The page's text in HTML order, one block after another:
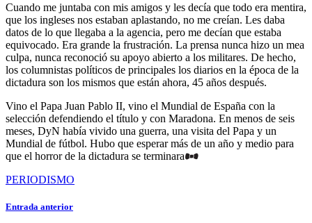
Cuando me juntaba con mis amigos y les decía que todo era mentira,
que los ingleses nos estaban aplastando, no me creían. Les daba
datos de lo que llegaba a la agencia, pero me decían que estaba
equivocado. Era grande la frustración. La prensa nunca hizo un mea
culpa, nunca reconoció su apoyo abierto a los militares. De hecho,
los columnistas políticos de principales los diarios en la época de la
dictadura son los mismos que están ahora, 45 años después.
Vino el Papa Juan Pablo II, vino el Mundial de España con la
selección defendiendo el título y con Maradona. En menos de seis
meses, DyN había vivido una guerra, una visita del Papa y un
Mundial de fútbol. Hubo que esperar más de un año y medio para
que el horror de la dictadura se terminara
PERIODISMO
Entrada anterior